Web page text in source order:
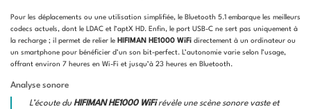
Pour les déplacements ou une utilisation simplifiée, le Bluetooth 5.1 embarque les meilleurs
codecs actuels, dont le LDAC et l’aptX HD. Enfin, le port USB-C ne sert pas uniquement à
la recharge ; il permet de relier le HIFIMAN HE1000 WiFi directement à un ordinateur ou
un smartphone pour bénéficier d’un son bit-perfect. L’autonomie varie selon l’usage,
offrant environ 7 heures en Wi-Fi et jusqu’à 23 heures en Bluetooth.
Analyse sonore
L’écoute duHIFIMAN HE1000 WiFirévèle une scène sonore vaste et